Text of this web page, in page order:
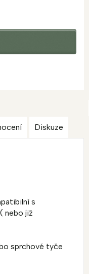
Diskuze
s
nebo již
sprchové tyče